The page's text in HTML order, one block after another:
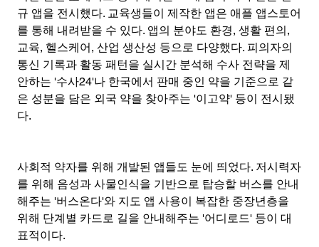
규 앱을 전시했다. 교육생들이 제작한 앱은 애플 앱스토어
를 통해 내려받을 수 있다. 앱의 분야도 환경, 생활 편의,
교육, 헬스케어, 산업 생산성 등으로 다양했다. 피의자의
통신 기록과 활동 패턴을 실시간 분석해 수사 전략을 제
안하는 '수사24'나 한국에서 판매 중인 약을 기준으로 같
은 성분을 담은 외국 약을 찾아주는 '이고약' 등이 전시됐
다.
사회적 약자를 위해 개발된 앱들도 눈에 띄었다. 저시력자
를 위해 음성과 사물인식을 기반으로 탑승할 버스를 안내
해주는 '버스온다'와 지도 앱 사용이 복잡한 중장년층을
위해 단계별 카드로 길을 안내해주는 '어디로드' 등이 대
표적이다.